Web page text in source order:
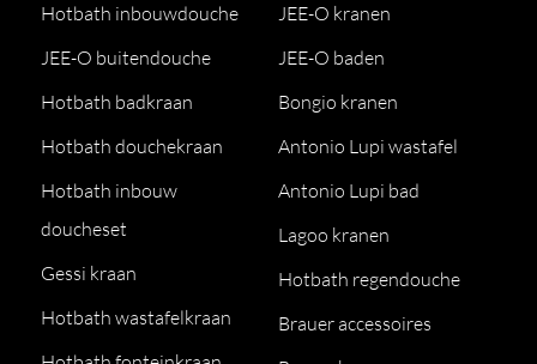
Hotbath inbouwdouche
JEE-O buitendouche
Hotbath badkraan
Hotbath douchekraan
Hotbath inbouw
doucheset
Gessi kraan
Hotbath wastafelkraan
JEE-O kranen
JEE-O baden
Bongio kranen
Antonio Lupi wastafel
Antonio Lupi bad
Lagoo kranen
Hotbath regendouche
Brauer accessoires